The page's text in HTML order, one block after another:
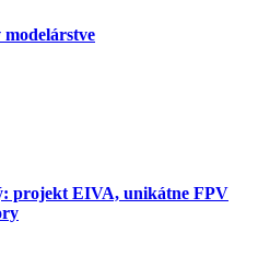
modelárstve
projekt EIVA, unikátne FPV